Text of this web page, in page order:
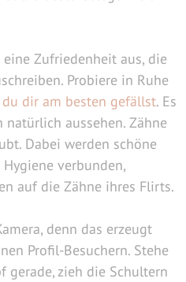
Zufriedenheit aus, die
Probiere in Ruhe
du dir am besten gefällst. Es
aussehen. Zähne
Dabei werden schöne
verbunden,
auf die Zähne ihres Flirts.
denn das erzeugt
Profil-Besuchern. Stehe
gerade, zieh die Schultern